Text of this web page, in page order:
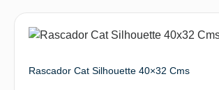
Rascador Cat Silhouette 40×32 Cms